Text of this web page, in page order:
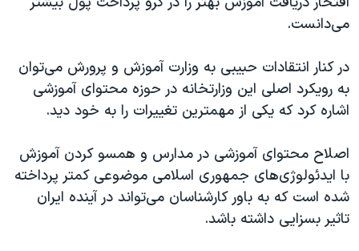
می‌دانست.
در کنار انتقادات حبیبی به وزارت آموزش و پرورش می‌توان
به رویکرد اصلی این وزارتخانه در حوزه محتوای آموزشی
اشاره کرد که یکی از مهمترین تغییرات را به خود دید.
اصلاح محتوای آموزشی در مدارس و همسو کردن آموزش
با ایدئولوژی‌های جمهوری اسلامی موضوعی کمتر پرداخته
شده است که به باور کارشناسان می‌تواند در آینده ایران
تاثیر بسزایی داشته باشد.